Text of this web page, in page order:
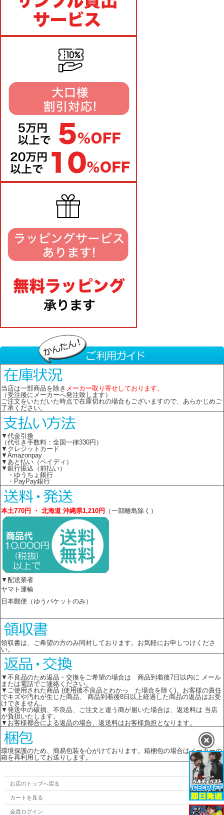
当店は一部商品を除き メーカー取り寄せしております。
（受注後にメーカーへ発注致します）
ご注文をいただいた時点で在庫切れの場合もございますので、あらかじめご
了承ください。
▼代金引換
（代引き手数料：全国一律330円）
▼クレジットカード
▼Amazonpay
▼あと払い（ペイディ）
▼銀行振込（前払い）
・ゆうちょ銀行
・PayPay銀行
本土770円 ・ 北海道 沖縄県1,210円 （一部離島除く）
▼配送業者
ヤマト運輸
日本郵便（ゆうパケットのみ）
領収書は、ご希望の方のみ同封しております。お気軽にお申しつけくださ
い。
▼不良品のため返品・交換をご希望の場合は 商品到着後7日以内に メール
または電話でご連絡ください。
▼ご使用された商品 (使用後不良品とわかっ た場合を除く)、お客様の責任
でキズや汚れが生じた商品、 商品到着後8日以上経過した商品の返品はお受
けできません。
▼発送中の破損、不良品、ご注文と違う商が届いた場合は、返送料は 当店
が負担いたします。
▼お客様都合による返品の場合、返送料はお客様負担となります。
環境保護のため、簡易包装を心がけております。箱梱包の場合はメーカーの
箱を再利用してお送りします。
お店のトップへ戻る
カートを見る
会員ログイン